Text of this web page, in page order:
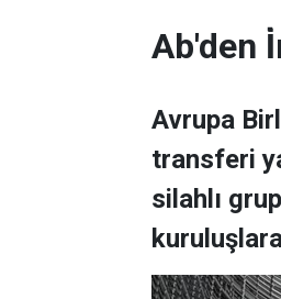
Ab'den
Avrupa
transferi
silahlı